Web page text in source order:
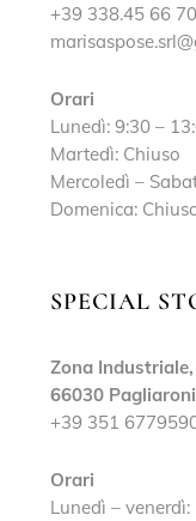
+39 338.45 66
Orari
Lunedì: 9:30 –
Martedì: Chiuso
Mercoledì –
Domenica:
SPECIAL
Zona
66030
+39 351
Orari
Lunedì – venerdì: